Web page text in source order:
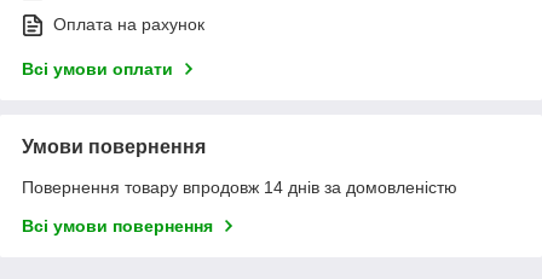
Оплата на рахунок
Всі умови оплати
Умови повернення
Повернення товару впродовж 14 днів за домовленістю
Всі умови повернення